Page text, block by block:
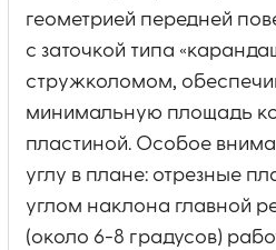
геометрией передней
с заточкой типа
стружколомом,
минимальную площадь
пластиной. Особое
углу в плане: отрезные
углом наклона главной
(около 6-8 градусов)